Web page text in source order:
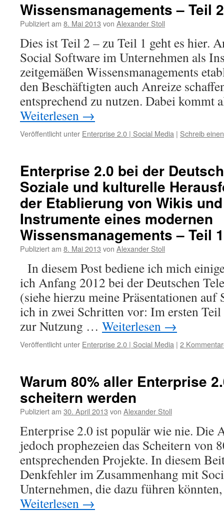
Wissensmanagements – Teil 2
Publiziert am 8. Mai 2013 von Alexander Stoll
Dies ist Teil 2 – zu Teil 1 geht es hier.
Social Software im Unternehmen als
zeitgemäßen Wissensmanagements
den Beschäftigten auch Anreize
entsprechend zu nutzen. Dabei
Weiterlesen →
Veröffentlicht unter Enterprise 2.0 | Social Media | Schreib
Enterprise 2.0 bei der
Soziale und kulturelle
der Etablierung von Wikis
Instrumente eines modernen
Wissensmanagements – Teil 1
Publiziert am 8. Mai 2013 von Alexander Stoll
In diesem Post bediene ich mich
ich Anfang 2012 bei der Deutschen
(siehe hierzu meine Präsentationen auf
ich in zwei Schritten vor: Im ersten
zur Nutzung … Weiterlesen →
Veröffentlicht unter Enterprise 2.0 | Social Media | 2
Warum 80% aller Enterprise
scheitern werden
Publiziert am 30. April 2013 von Alexander Stoll
Enterprise 2.0 ist populär wie nie. Die
jedoch prophezeien das Scheitern von
entsprechenden Projekte. In diesem
Denkfehler im Zusammenhang mit
Unternehmen, die dazu führen
Weiterlesen →